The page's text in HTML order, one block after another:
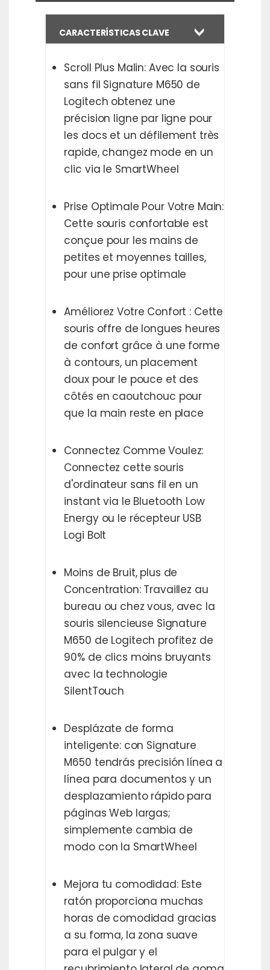
CARACTERÍSTICAS CLAVE
Scroll Plus Malin: Avec la souris
sans fil Signature M650 de
Logitech obtenez une
précision ligne par ligne pour
les docs et un défilement très
rapide, changez mode en un
clic via le SmartWheel
Prise Optimale Pour Votre Main:
Cette souris confortable est
conçue pour les mains de
petites et moyennes tailles,
pour une prise optimale
Améliorez Votre Confort : Cette
souris offre de longues heures
de confort grâce à une forme
à contours, un placement
doux pour le pouce et des
côtés en caoutchouc pour
que la main reste en place
Connectez Comme Voulez:
Connectez cette souris
d'ordinateur sans fil en un
instant via le Bluetooth Low
Energy ou le récepteur USB
Logi Bolt
Moins de Bruit, plus de
Concentration: Travaillez au
bureau ou chez vous, avec la
souris silencieuse Signature
M650 de Logitech profitez de
90% de clics moins bruyants
avec la technologie
SilentTouch
Desplázate de forma
inteligente: con Signature
M650 tendrás precisión línea a
línea para documentos y un
desplazamiento rápido para
páginas Web largas;
simplemente cambia de
modo con la SmartWheel
Mejora tu comodidad: Este
ratón proporciona muchas
horas de comodidad gracias
a su forma, la zona suave
para el pulgar y el